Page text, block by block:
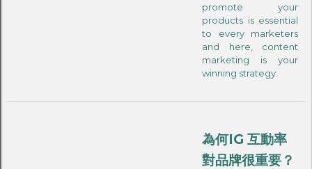
promote your
products is essential
to every marketers
and here, content
marketing is your
winning strategy.
為何IG 互動率
對品牌很重要？